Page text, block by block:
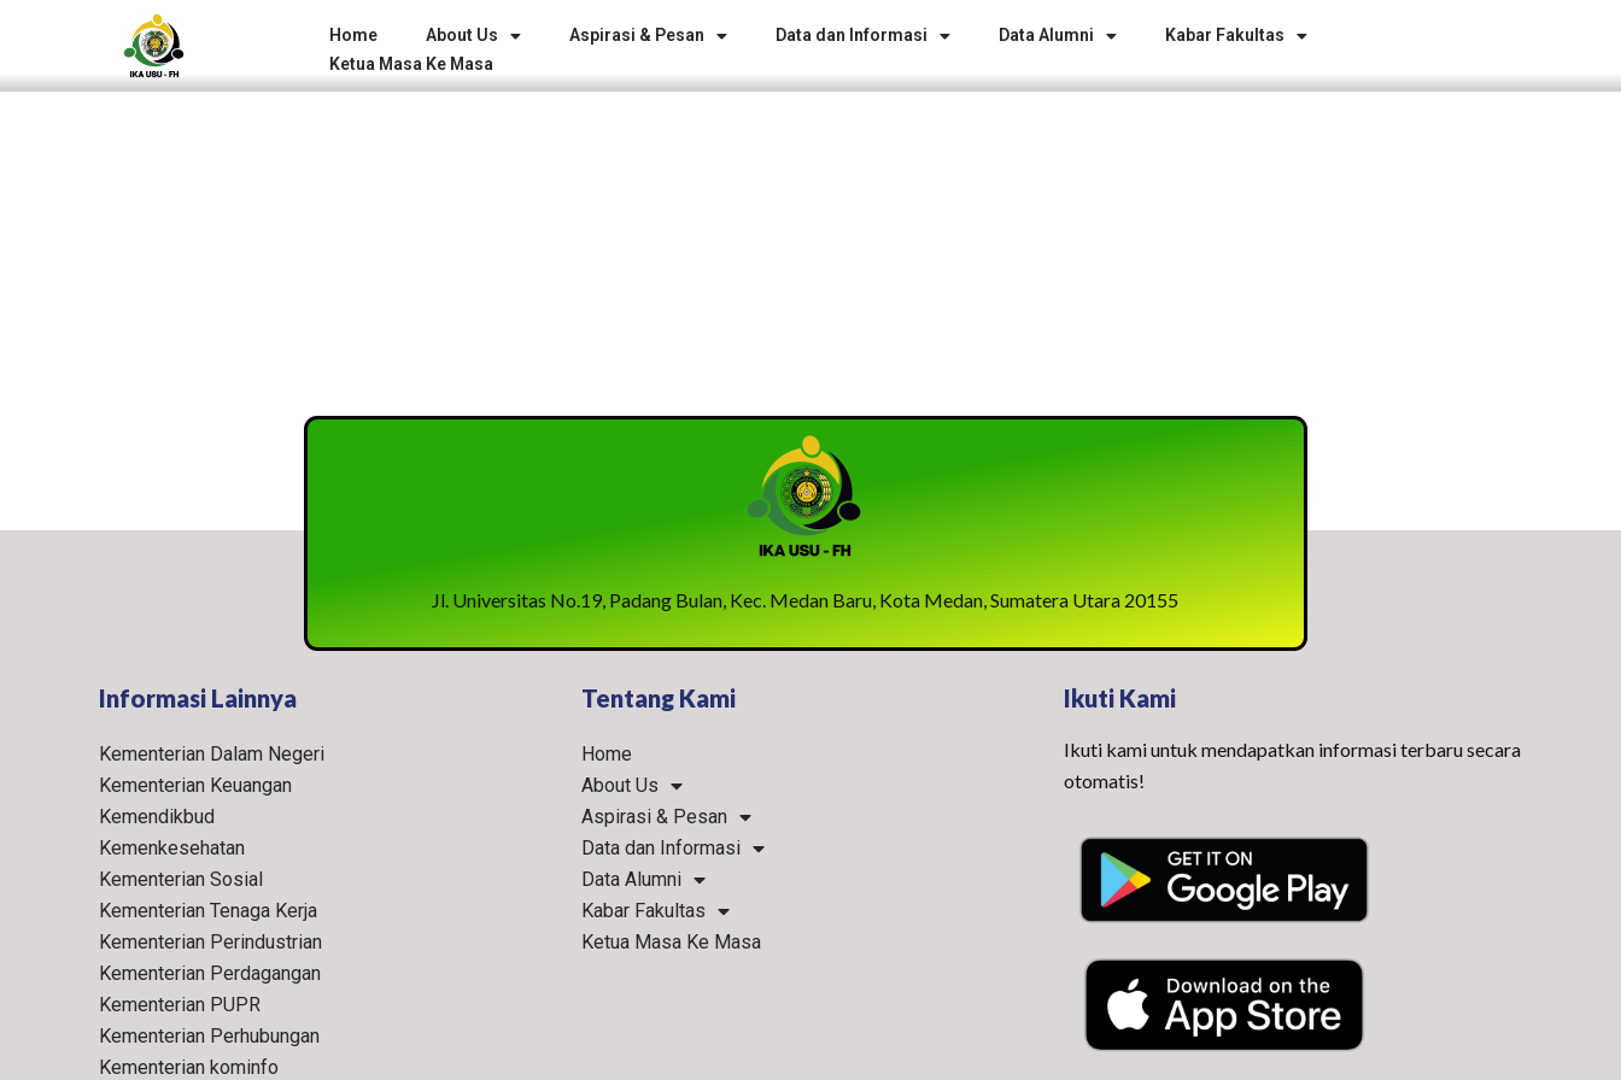
konten
Home About Us Aspirasi & Pesan Data dan Informasi Data Alumni
Kabar Fakultas
Ketua Masa Ke Masa
Jl. Universitas No.19, Padang Bulan, Kec. Medan Baru, Kota Medan, Sumatera Utara 20155
Informasi Lainnya
Kementerian Dalam Negeri
Kementerian Keuangan
Kemendikbud
Kemenkesehatan
Kementerian Sosial
Kementerian Tenaga Kerja
Kementerian Perindustrian
Kementerian Perdagangan
Kementerian PUPR
Kementerian Perhubungan
Kementerian kominfo
Tentang Kami
Home
About Us
Aspirasi & Pesan
Data dan Informasi
Data Alumni
Kabar Fakultas
Ketua Masa Ke Masa
Ikuti Kami
Ikuti kami untuk mendapatkan informasi terbaru secara
otomatis!